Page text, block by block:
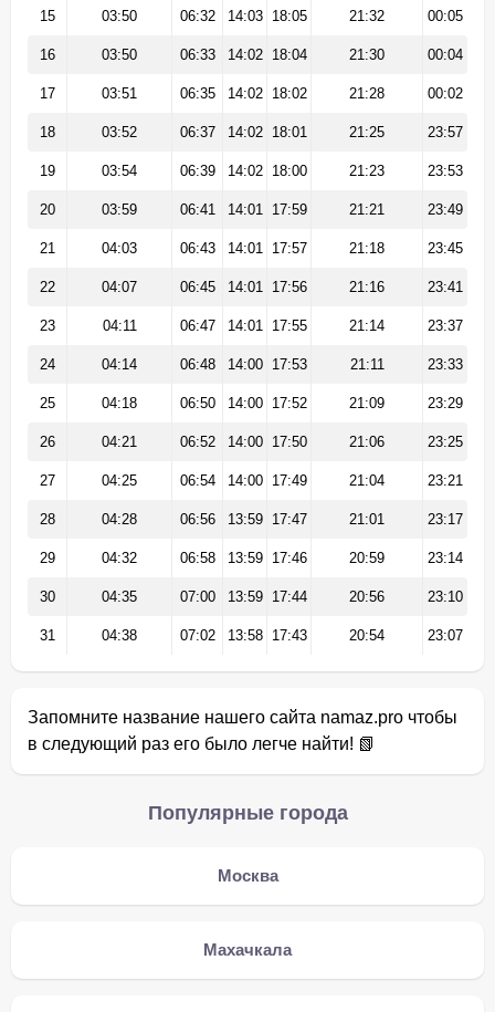
15 03:50 06:32 14:03 18:05 21:32 00:05
16 03:50 06:33 14:02 18:04 21:30 00:04
17 03:51 06:35 14:02 18:02 21:28 00:02
18 03:52 06:37 14:02 18:01 21:25 23:57
19 03:54 06:39 14:02 18:00 21:23 23:53
20 03:59 06:41 14:01 17:59 21:21 23:49
21 04:03 06:43 14:01 17:57 21:18 23:45
22 04:07 06:45 14:01 17:56 21:16 23:41
23 04:11 06:47 14:01 17:55 21:14 23:37
24 04:14 06:48 14:00 17:53 21:11 23:33
25 04:18 06:50 14:00 17:52 21:09 23:29
26 04:21 06:52 14:00 17:50 21:06 23:25
27 04:25 06:54 14:00 17:49 21:04 23:21
28 04:28 06:56 13:59 17:47 21:01 23:17
29 04:32 06:58 13:59 17:46 20:59 23:14
30 04:35 07:00 13:59 17:44 20:56 23:10
31 04:38 07:02 13:58 17:43 20:54 23:07
Запомните название нашего сайта namaz.pro чтобы
в следующий раз его было легче найти! 📗
Популярные города
Москва
Махачкала